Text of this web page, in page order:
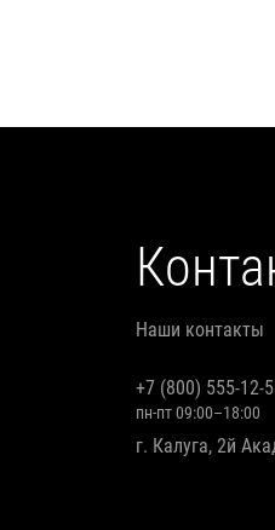
Наши контакты
+7 (800) 555-12-
пн-пт 09:00–18:00
г. Калуга, 2й